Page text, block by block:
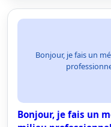
Bonjour, je fais un
Bonjour, je fais un